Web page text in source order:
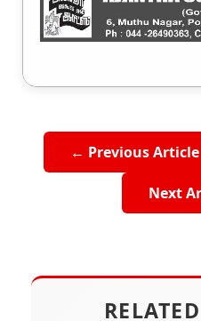
← Previous Article
Next